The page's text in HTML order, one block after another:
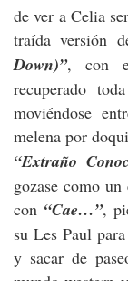
de ver a Celia
traída versión
Down)”, con
recuperado
moviéndose
melena por
“Extraño
gozase como
con “Cae…”,
su Les Paul
y sacar de